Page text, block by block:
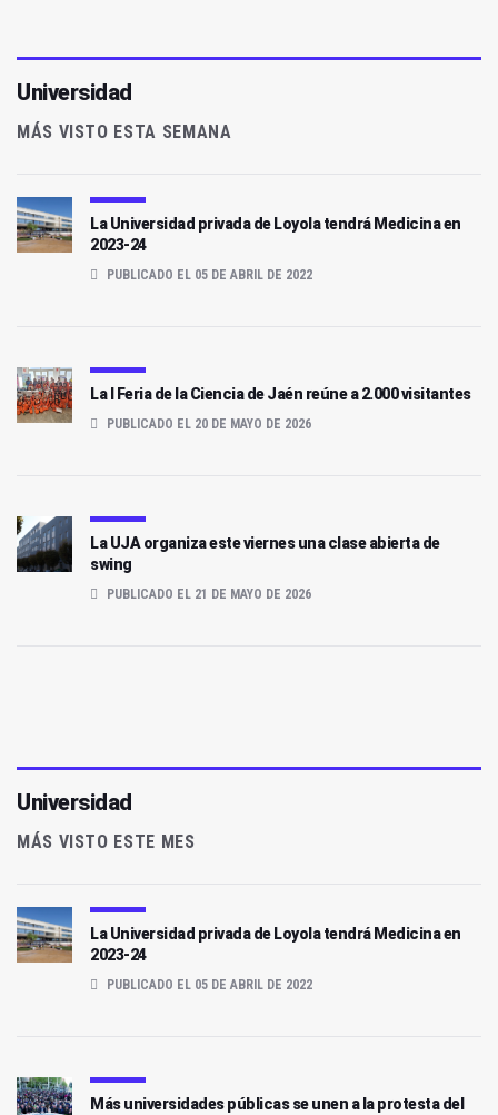
Universidad
MÁS VISTO ESTA SEMANA
La Universidad privada de Loyola tendrá Medicina en
2023-24
PUBLICADO EL 05 DE ABRIL DE 2022
La I Feria de la Ciencia de Jaén reúne a 2.000 visitantes
PUBLICADO EL 20 DE MAYO DE 2026
La UJA organiza este viernes una clase abierta de
swing
PUBLICADO EL 21 DE MAYO DE 2026
Universidad
MÁS VISTO ESTE MES
La Universidad privada de Loyola tendrá Medicina en
2023-24
PUBLICADO EL 05 DE ABRIL DE 2022
Más universidades públicas se unen a la protesta del